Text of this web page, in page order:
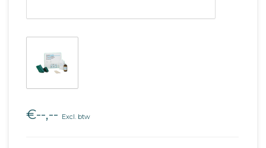
€--,-- Excl. btw